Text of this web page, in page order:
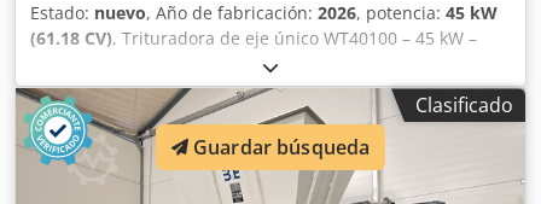
Estado: nuevo, Año de fabricación: 2026, potencia: 45 kW
(61.18 CV), Trituradora de eje único WT40100 – 45 kW –
Empujador hidráulico – NUEVA GrabTrade se ha
especializado durante muchos años en la venta de
maquinaria y soluciones tecnológicas completas para la
industria del reciclaje. Somos representantes oficiales de
3E Machinery en Polonia. Ofrecemos trituradoras,
granuladoras y líneas de reciclaje completas, tanto nuevas
Clasificado
Guardar búsqueda